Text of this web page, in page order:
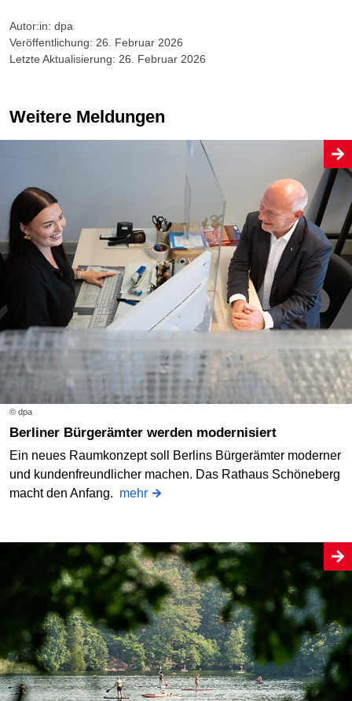
Autor:in: dpa
Veröffentlichung: 26. Februar 2026
Letzte Aktualisierung: 26. Februar 2026
Weitere Meldungen
© dpa
Berliner Bürgerämter werden modernisiert
Ein neues Raumkonzept soll Berlins Bürgerämter moderner
und kundenfreundlicher machen. Das Rathaus Schöneberg
macht den Anfang. mehr